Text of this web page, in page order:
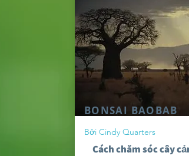
BONSAI BAOBAB
Bởi Cindy Quarters
Cách chăm sóc cây